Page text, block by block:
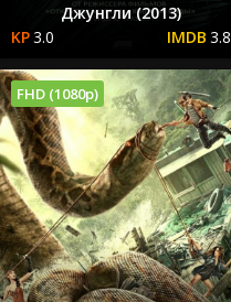
Джунгли (2013)
3.0
3.8
FHD (1080p)